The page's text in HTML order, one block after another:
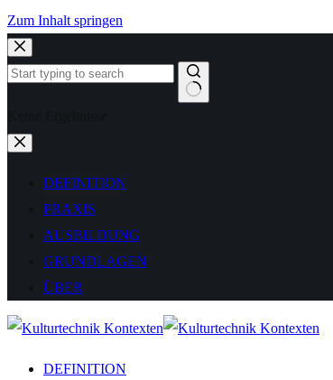
Zum Inhalt springen
DEFINITION
PRAXIS
AUSBILDUNG
GRUNDLAGEN
ÜBER
DEFINITION